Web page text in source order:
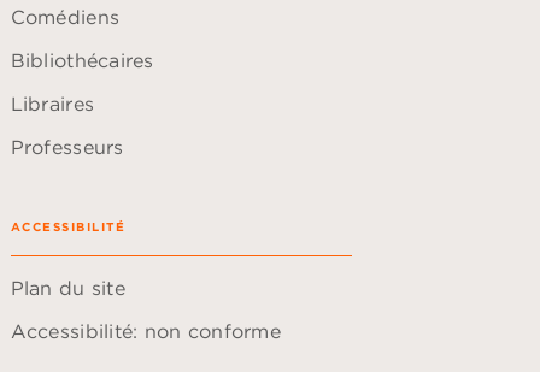
Comédiens
Bibliothécaires
Libraires
Professeurs
ACCESSIBILITÉ
Plan du site
Accessibilité: non conforme